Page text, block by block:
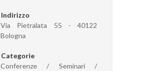
Indirizzo
Via Pietralata 55 - 40122
Bologna
Categorie
Conferenze / Seminari /